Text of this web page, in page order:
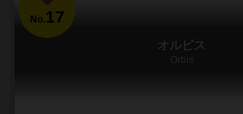
No.17
オルビス
Orbis